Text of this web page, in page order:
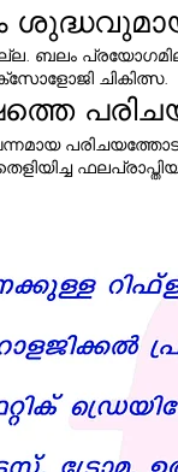
ബലം
ചികിത്സ.